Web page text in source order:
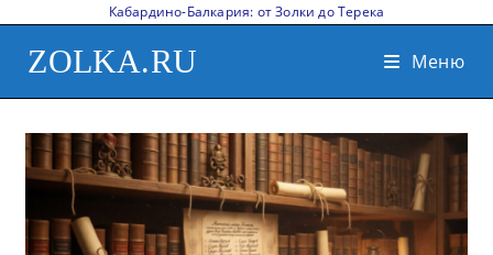
Кабардино-Балкария: от Золки до Терека
ZOLKA.RU Меню